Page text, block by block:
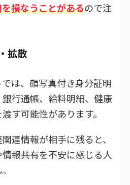
損なうことがあるので注
拡散
は、顔写真付き身分証明
行通帳、給料明細、健康
す可能性があります。
連情報が相手に残ると、
報共有を不安に感じる人